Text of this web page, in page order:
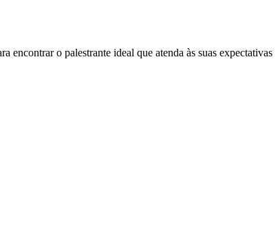
encontrar o palestrante ideal que atenda às suas expectativas